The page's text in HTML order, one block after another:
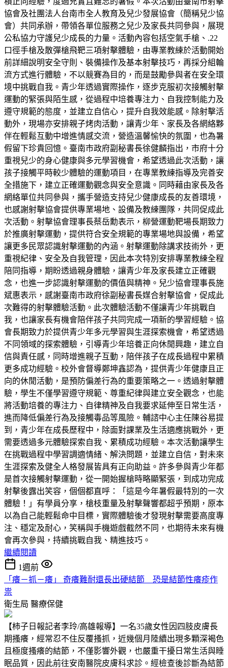
協會及社團法人台南市全人教育及兒少發展協會（簡稱兒少協
會）共同承辦，帶領各單位服務之兒少及家長共同參與，展現
公私協力守護兒少成長的力量。活動內容包括空氣手槍、.22
口徑手槍及散彈槍飛靶三項射擊體驗，由專業教練於活動開始
前詳細說明安全守則、裝備操作及基本射擊技巧，再採分組輪
流方式進行體驗，不以競賽為目的，而是鼓勵參與者在安全環
境中挑戰自我。青少年透過實際操作，逐步克服初次接觸射擊
運動的緊張與陌生感，從過程中培養專注力、自我控制能力及
遵守規範的態度，並建立自信心，提升自我效能感。除射擊活
動外，現場亦安排親子烤肉活動，讓青少年、家長及各網絡夥
伴在輕鬆互動中增進情感交流，營造溫馨愉快的氛圍，也為暑
假留下珍貴回憶。臺南市政府副秘書長徐健麟指出，市府十分
重視兒少的身心健康與多元學習機會，希望透過此次活動，讓
孩子接觸平時較少體驗的運動項目，在專業教練指導及完善安
全措施下，建立正確運動觀念與安全意識。同時藉由家長及各
網絡單位共同參與，攜手營造支持兒少健康成長的友善環境，
也感謝射擊協會提供專業場地、設備及教練團隊，共同促成此
次活動。射擊協會理事長蔡岳勳表示，柳營運動靶場長期致力
於推廣射擊運動，提供符合安全規範的專業場地與設備，希望
讓更多民眾認識射擊運動的內涵。射擊運動除講求技術外，更
重視紀律、安全及自我管理，因此本次特別安排專業教練全程
陪同指導，期盼透過親身體驗，讓青少年及家長建立正確觀
念，也進一步認識射擊運動的價值與精神。兒少協會理事長施
斌惠表示，感謝臺南市政府徐副秘書長媒合射擊協會，促成此
次難得的射擊體驗活動。此次體驗活動不僅讓青少年挑戰自
我，也讓家長有機會陪伴孩子共同完成一項新的學習經驗。協
會長期致力於提供青少年多元學習與生涯探索機會，希望透過
不同領域的探索體驗，引導青少年培養正向休閒興趣，建立自
信與責任感，同時增進親子互動，陪伴孩子在成長過程中累積
更多成功經驗。校外會督導鄭坤鑫認為，提供青少年健康且正
向的休閒活動，是預防偏差行為的重要策略之一。透過射擊體
驗，學生不僅學習遵守規範、尊重紀律與建立安全觀念，也能
將活動培養的專注力、自律精神及自我要求延伸至日常生活，
進而降低偏差行為及接觸毒品等風險。輔諮中心主任陳谷易提
到，青少年在成長歷程中，除面對課業及生活適應挑戰外，更
需要透過多元體驗探索自我、累積成功經驗。本次活動讓學生
在挑戰過程中學習調適情緒、解決問題，並建立自信，對未來
生涯探索及健全人格發展皆具有正向助益。許多參與青少年都
是首次接觸射擊運動，從一開始握槍時略顯緊張，到成功完成
射擊後露出笑容，個個都直呼：「這是今年暑假最特別的一次
體驗！」有學員分享，槍枝重量及射擊聲響都超乎預期，原本
以為自己能輕鬆命中目標，實際體驗後才發現射擊需要高度專
注、穩定及耐心，笑稱與手機遊戲截然不同，也期待未來有機
會再次參與，持續挑戰自我、精進技巧。
繼續閱讀
1週前
「癢－抓－癢」 奇癢難耐還長出硬結節 恐是結節性癢疹作
祟
衛生局 醫療保健
【柿子日報記者李玲/高雄報導】一名35歲女性因四肢皮膚長
期搔癢，經常忍不住反覆搔抓，近幾個月陸續出現多顆深褐色
且極度搔癢的結節，不僅影響外觀，也嚴重干擾日常生活與睡
眠品質，因此前往安南醫院皮膚科求診。經檢查後診斷為結節